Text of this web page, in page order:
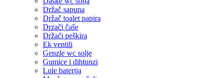
Držač sapuna
Držač toalet papira
Drzači čaše
Držači peškira
Ek ventili
Genzle wc solje
Gumice i dihtunzi
Lule baterija